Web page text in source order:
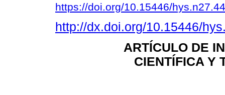
https://doi.org/10.15446/
http://dx.doi.org/10.15446/
ARTÍCULO DE
CIENTÍFICA Y